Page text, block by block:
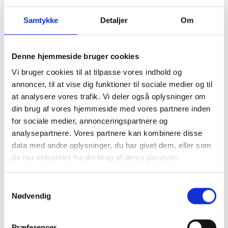
Samtykke Detaljer Om
Denne hjemmeside bruger cookies
Vi bruger cookies til at tilpasse vores indhold og
annoncer, til at vise dig funktioner til sociale medier og til
at analysere vores trafik. Vi deler også oplysninger om
din brug af vores hjemmeside med vores partnere inden
for sociale medier, annonceringspartnere og
analysepartnere. Vores partnere kan kombinere disse
data med andre oplysninger, du har givet dem, eller som
de har indsamlet fra din brug af deres tjenester.
Nødvendig
De fleste nyere smartphones har allerede
forsvarsmekanismer mod sommervarmen - og du
har måske allerede oplevet, at din mobil har lukket
ned grundet høj varme. Det gør den af
funktionsmæssige årsager og for at beskytte din
mobil. Nedenfor giver vi vores bedste råd til,
hvordan du undgår, at din mobil overopheder.
Gode råd til at undgå overophedning
Undgå at lægge din elektronik direkte i solen
Sørg for at rense dine enheder regelmæssigt